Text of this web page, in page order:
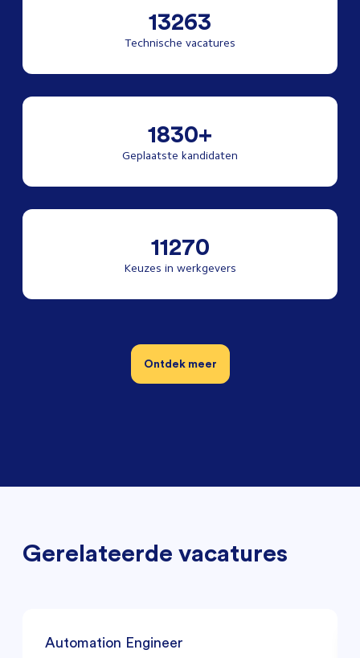
13263
Technische vacatures
1830+
Geplaatste kandidaten
11270
Keuzes in werkgevers
Ontdek meer
Gerelateerde vacatures
Automation Engineer